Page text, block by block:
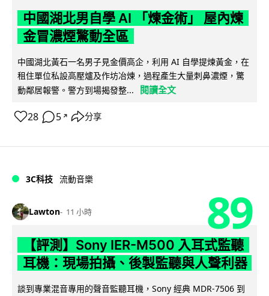
中國湖北男自學 AI 「煉金術」 屋內煉
金冒濃煙驚動全區
中國湖北黃石一名男子見金價高企，利用 AI 自學提煉黃金，在
租住單位私設高壓爐及作坊冶煉，過程產生大量刺鼻濃煙，驚
動鄰居報警。警方到場揭發整...
閱讀全文
28 5 ↗ 分享
3C科技 流動音樂
Lawton 11 小時 89
【評測】Sony IER-M500 入耳式監聽
耳機：現場拍攝、後製監聽與人聲利器
談到專業混音專用的聲音監聽耳機，Sony 經典 MDR-7506 到